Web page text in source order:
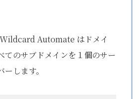
Automate はドメイ
てのサブドメインを１個のサー
します。